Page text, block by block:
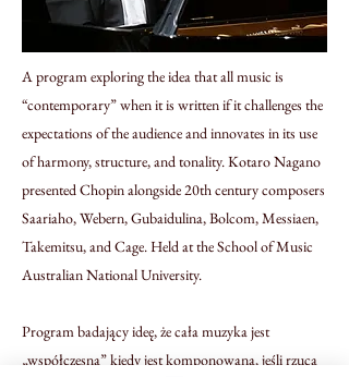
A program exploring the idea that all music is
“contemporary” when it is written if it challenges the
expectations of the audience and innovates in its use
of harmony, structure, and tonality. Kotaro Nagano
presented Chopin alongside 20th century composers
Saariaho, Webern, Gubaidulina, Bolcom, Messiaen,
Takemitsu, and Cage. Held at the School of Music
Australian National University.
Program badający ideę, że cała muzyka jest
„współczesna” kiedy jest komponowana, jeśli rzuca